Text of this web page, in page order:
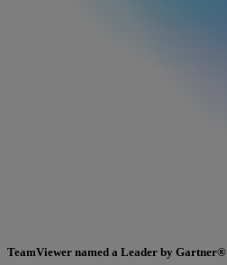
TeamViewer named a Leader by Gartner®